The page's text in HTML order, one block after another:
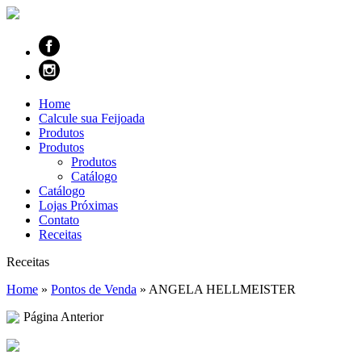
Home
Calcule sua Feijoada
Produtos
Produtos
Produtos
Catálogo
Catálogo
Lojas Próximas
Contato
Receitas
Receitas
Home » Pontos de Venda » ANGELA HELLMEISTER
Página Anterior